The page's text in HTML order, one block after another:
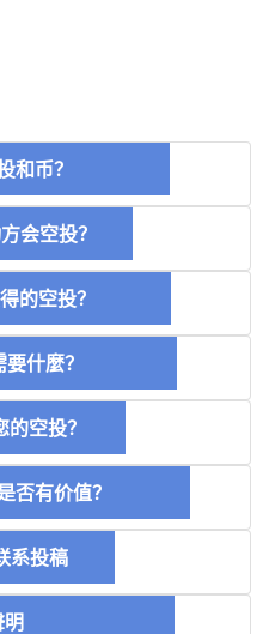
和币？
会空投？
的空投？
要什麼？
空投？
否有价值？
系投稿
明